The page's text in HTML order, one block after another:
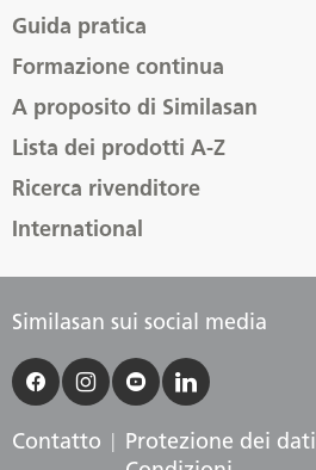
Guida pratica
Formazione continua
A proposito di Similasan
Lista dei prodotti A-Z
Ricerca rivenditore
International
Similasan sui social media
Contatto
Protezione dei dati